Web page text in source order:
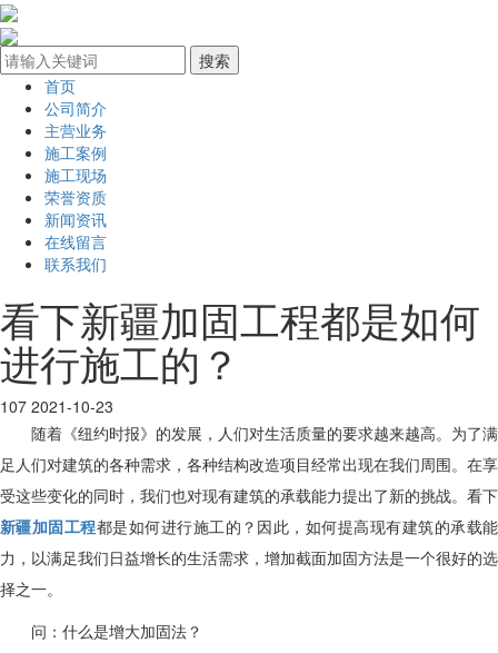
首页
公司简介
主营业务
施工案例
施工现场
荣誉资质
新闻资讯
在线留言
联系我们
看下新疆加固工程都是如何
进行施工的？
107 2021-10-23
随着《纽约时报》的发展，人们对生活质量的要求越来越高。为了满
足人们对建筑的各种需求，各种结构改造项目经常出现在我们周围。在享
受这些变化的同时，我们也对现有建筑的承载能力提出了新的挑战。看下
新疆加固工程都是如何进行施工的？因此，如何提高现有建筑的承载能
力，以满足我们日益增长的生活需求，增加截面加固方法是一个很好的选
择之一。
问：什么是增大加固法？